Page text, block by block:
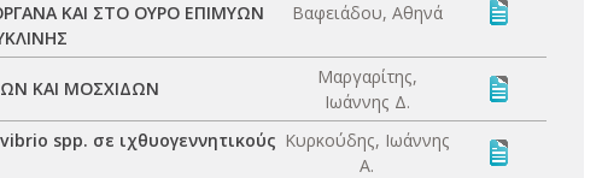
ΚΑΙ ΣΤΟ ΟΥΡΟ ΕΠΙΜΥΩΝ
Βαφειάδου, Αθηνά
ΚΑΙ ΜΟΣΧΙΔΩΝ
Μαργαρίτης,
Ιωάννης Δ.
spp. σε ιχθυογεννητικούς Κυρκούδης, Ιωάννης
Α.